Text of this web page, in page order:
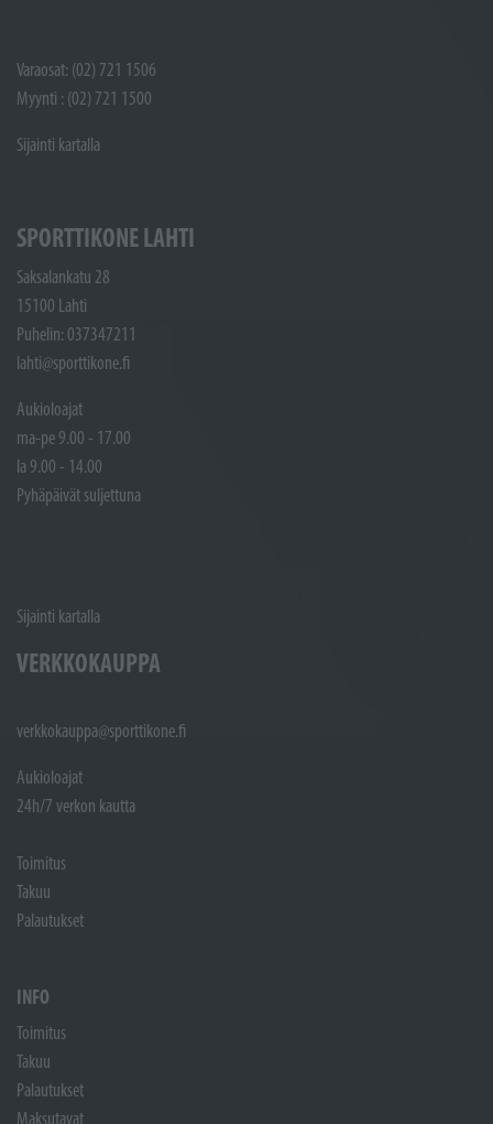
Varaosat: (02) 721 1506
Myynti : (02) 721 1500
Sijainti kartalla
SPORTTIKONE LAHTI
Saksalankatu 28
15100 Lahti
Puhelin: 037347211
lahti@sporttikone.fi
Aukioloajat
ma-pe 9.00 - 17.00
la 9.00 - 14.00
Pyhäpäivät suljettuna
Sijainti kartalla
VERKKOKAUPPA
verkkokauppa@sporttikone.fi
Aukioloajat
24h/7 verkon kautta
Toimitus
Takuu
Palautukset
INFO
Toimitus
Takuu
Palautukset
Maksutavat